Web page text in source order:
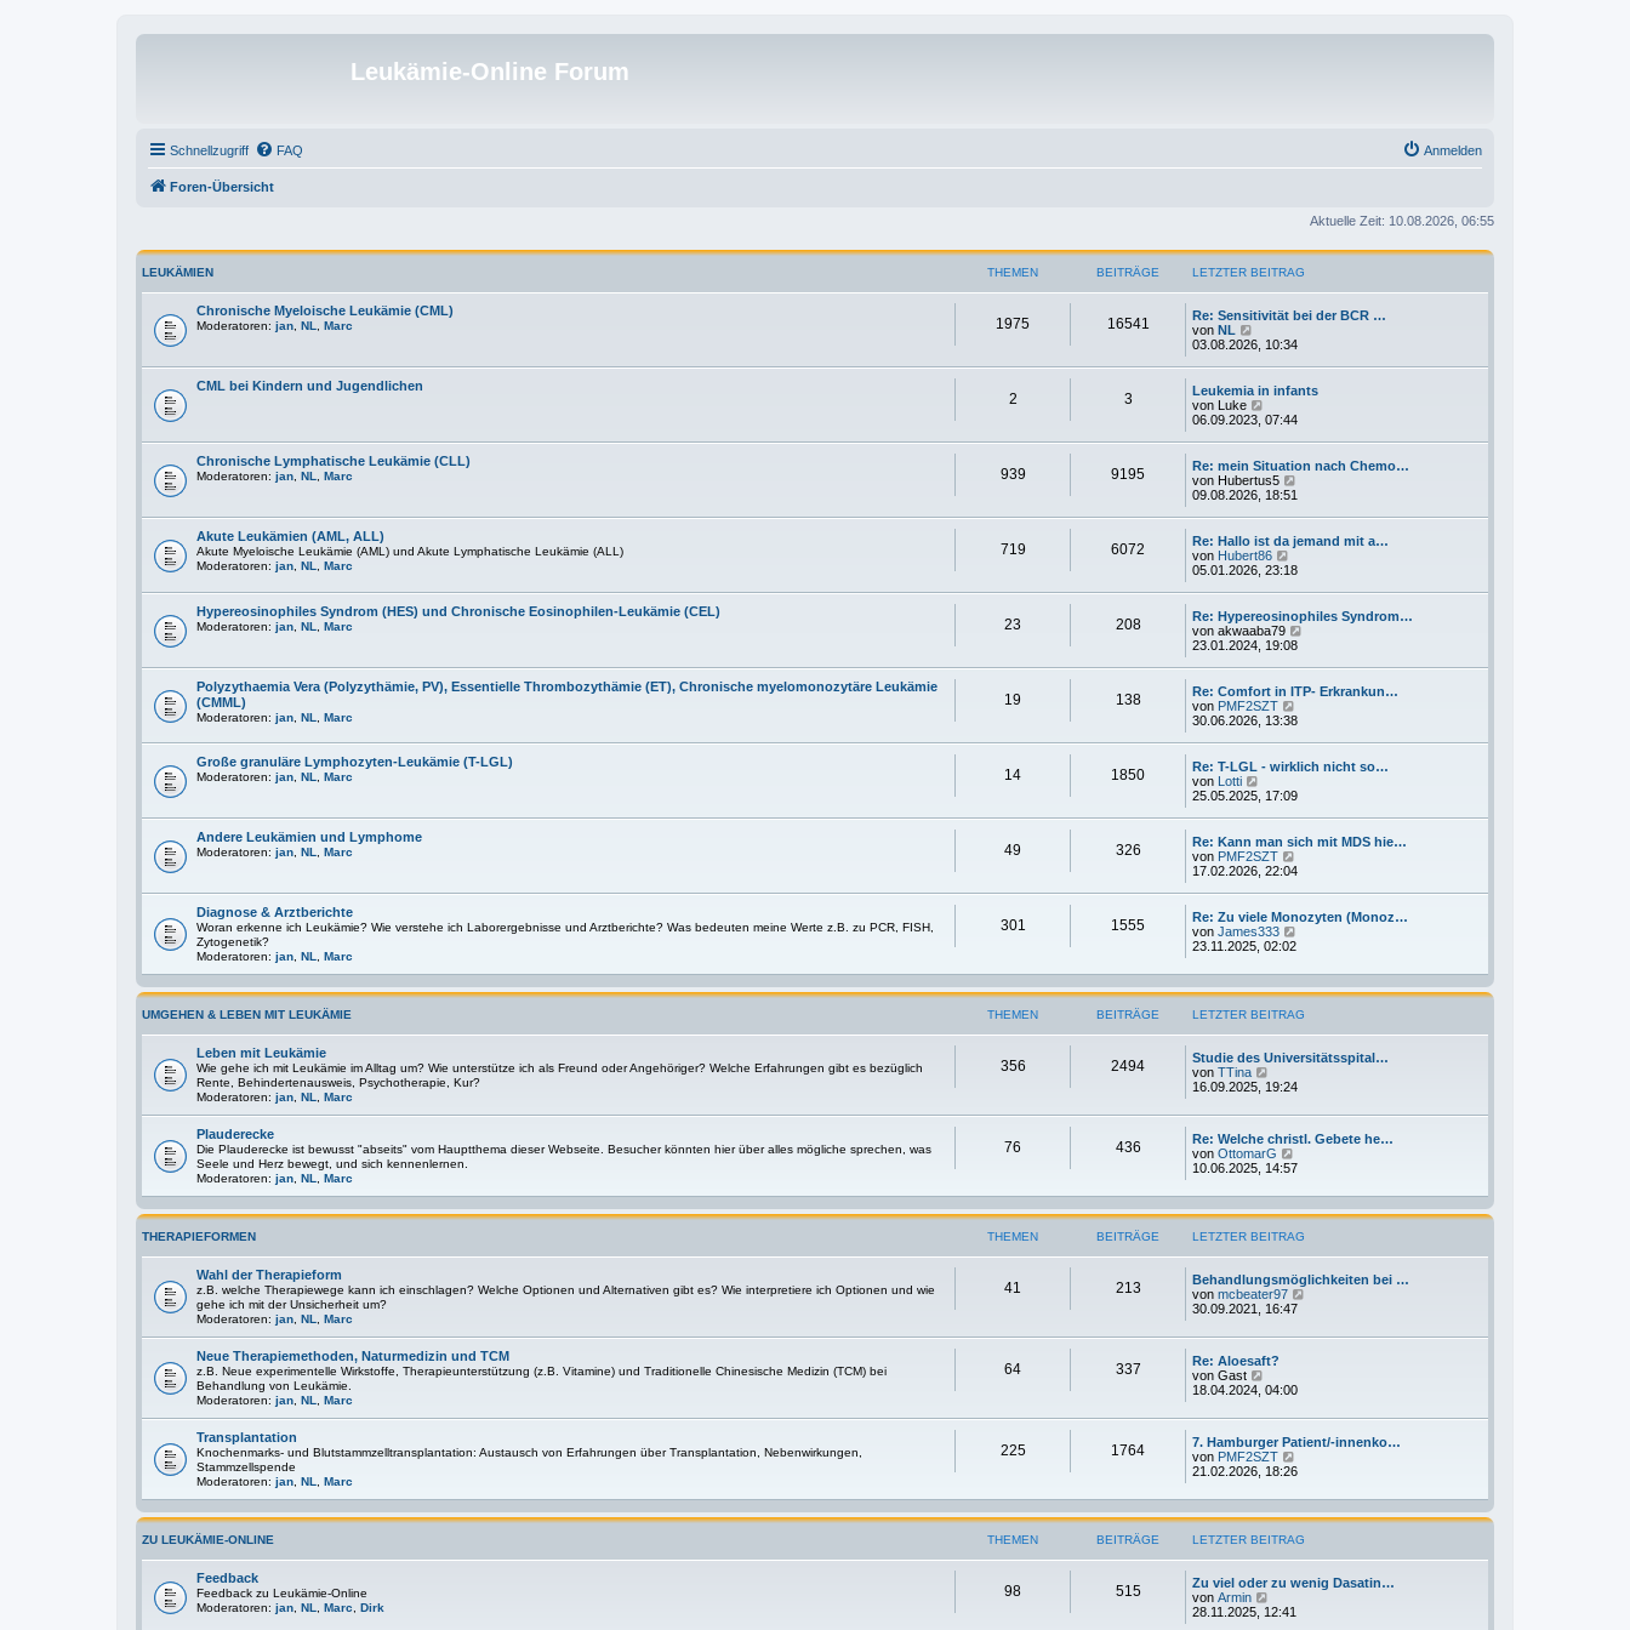
Leukämie-Online Forum
Schnellzugriff FAQ Anmelden
Foren-Übersicht
Aktuelle Zeit: 10.08.2026, 06:55
LEUKÄMIEN THEMEN BEITRÄGE LETZTER BEITRAG
Chronische Myeloische Leukämie (CML)
Moderatoren: jan NL Marc 1975 16541
Re: Sensitivität bei der BCR …
von NL
e
e
s
t
e
B
e
i
t
r
a
03.08.2026, 10:34
CML bei Kindern und Jugendlichen
2 3
Leukemia in infants
von Luke
e
e
s
t
e
B
e
i
t
r
a
06.09.2023, 07:44
Chronische Lymphatische Leukämie (CLL)
Moderatoren: jan NL Marc 939 9195
Re: mein Situation nach Chemo…
von Hubertus5
e
s
e
B
i
t
r
a
09.08.2026, 18:51
Akute Leukämien (AML, ALL)
Akute Myeloische Leukämie (AML) und Akute Lymphatische Leukämie (ALL)
Moderatoren: jan NL Marc
719 6072
Re: Hallo ist da jemand mit a…
von Hubert86
e
e
s
t
e
B
e
i
t
r
a
05.01.2026, 23:18
Hypereosinophiles Syndrom (HES) und Chronische Eosinophilen-Leukämie (CEL)
Moderatoren: jan NL Marc 23 208
Re: Hypereosinophiles Syndrom…
von akwaaba79
e
s
B
e
i
a
23.01.2024, 19:08
Polyzythaemia Vera (Polyzythämie, PV), Essentielle Thrombozythämie (ET), Chronische myelomonozytäre Leukämie
(CMML)
Moderatoren: jan NL Marc
19 138
Re: Comfort in ITP- Erkrankun…
von PMF2SZT
e
e
s
e
B
e
i
t
r
a
30.06.2026, 13:38
Große granuläre Lymphozyten-Leukämie (T-LGL)
Moderatoren: jan NL Marc 14 1850
Re: T-LGL - wirklich nicht so…
von Lotti
e
e
s
t
e
r
B
e
i
t
r
25.05.2025, 17:09
Andere Leukämien und Lymphome
Moderatoren: jan NL Marc 49 326
Re: Kann man sich mit MDS hie…
von PMF2SZT
e
e
s
e
B
e
i
t
g
17.02.2026, 22:04
Diagnose & Arztberichte
Woran erkenne ich Leukämie? Wie verstehe ich Laborergebnisse und Arztberichte? Was bedeuten meine Werte z.B. zu PCR, FISH,
Zytogenetik?
Moderatoren: jan NL Marc
301 1555
Re: Zu viele Monozyten (Monoz…
von James333
e
s
e
r
e
t
a
g
23.11.2025, 02:02
UMGEHEN & LEBEN MIT LEUKÄMIE THEMEN BEITRÄGE LETZTER BEITRAG
Leben mit Leukämie
Wie gehe ich mit Leukämie im Alltag um? Wie unterstütze ich als Freund oder Angehöriger? Welche Erfahrungen gibt es bezüglich
Rente, Behindertenausweis, Psychotherapie, Kur?
Moderatoren: jan NL Marc
356 2494
Studie des Universitätsspital…
von TTina
e
e
t
e
r
e
i
t
r
a
g
16.09.2025, 19:24
Plauderecke
Die Plauderecke ist bewusst "abseits" vom Hauptthema dieser Webseite. Besucher könnten hier über alles mögliche sprechen, was
Seele und Herz bewegt, und sich kennenlernen.
Moderatoren: jan NL Marc
76 436
Re: Welche christl. Gebete he…
von OttomarG
e
e
s
e
r
e
i
t
a
10.06.2025, 14:57
THERAPIEFORMEN THEMEN BEITRÄGE LETZTER BEITRAG
Wahl der Therapieform
z.B. welche Therapiewege kann ich einschlagen? Welche Optionen und Alternativen gibt es? Wie interpretiere ich Optionen und wie
gehe ich mit der Unsicherheit um?
Moderatoren: jan NL Marc
41 213
Behandlungsmöglichkeiten bei …
von mcbeater97
e
e
i
g
30.09.2021, 16:47
Neue Therapiemethoden, Naturmedizin und TCM
z.B. Neue experimentelle Wirkstoffe, Therapieunterstützung (z.B. Vitamine) und Traditionelle Chinesische Medizin (TCM) bei
Behandlung von Leukämie.
Moderatoren: jan NL Marc
64 337
Re: Aloesaft?
von Gast
e
e
t
e
r
e
i
t
r
a
g
18.04.2024, 04:00
Transplantation
Knochenmarks- und Blutstammzelltransplantation: Austausch von Erfahrungen über Transplantation, Nebenwirkungen,
Stammzellspende
Moderatoren: jan NL Marc
225 1764
7. Hamburger Patient/-innenko…
von PMF2SZT
e
e
s
e
r
e
t
21.02.2026, 18:26
ZU LEUKÄMIE-ONLINE THEMEN BEITRÄGE LETZTER BEITRAG
Feedback
Feedback zu Leukämie-Online
Moderatoren: jan NL Marc Dirk
98 515
Zu viel oder zu wenig Dasatin…
von Armin
e
28.11.2025, 12:41